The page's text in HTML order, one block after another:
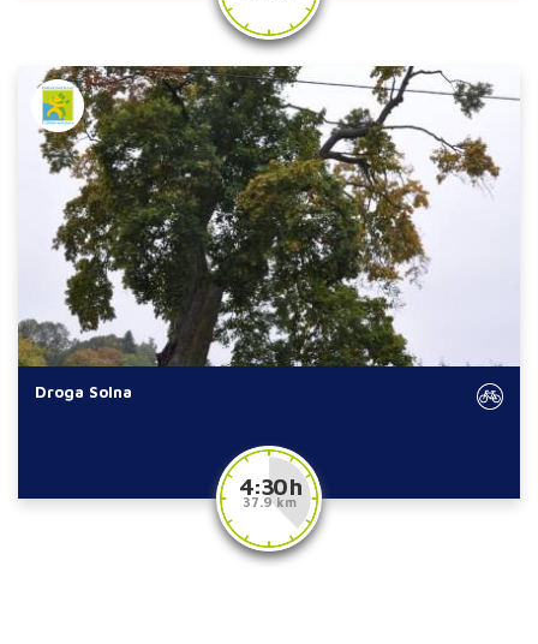
Droga Solna
4:30 h
37.9 km